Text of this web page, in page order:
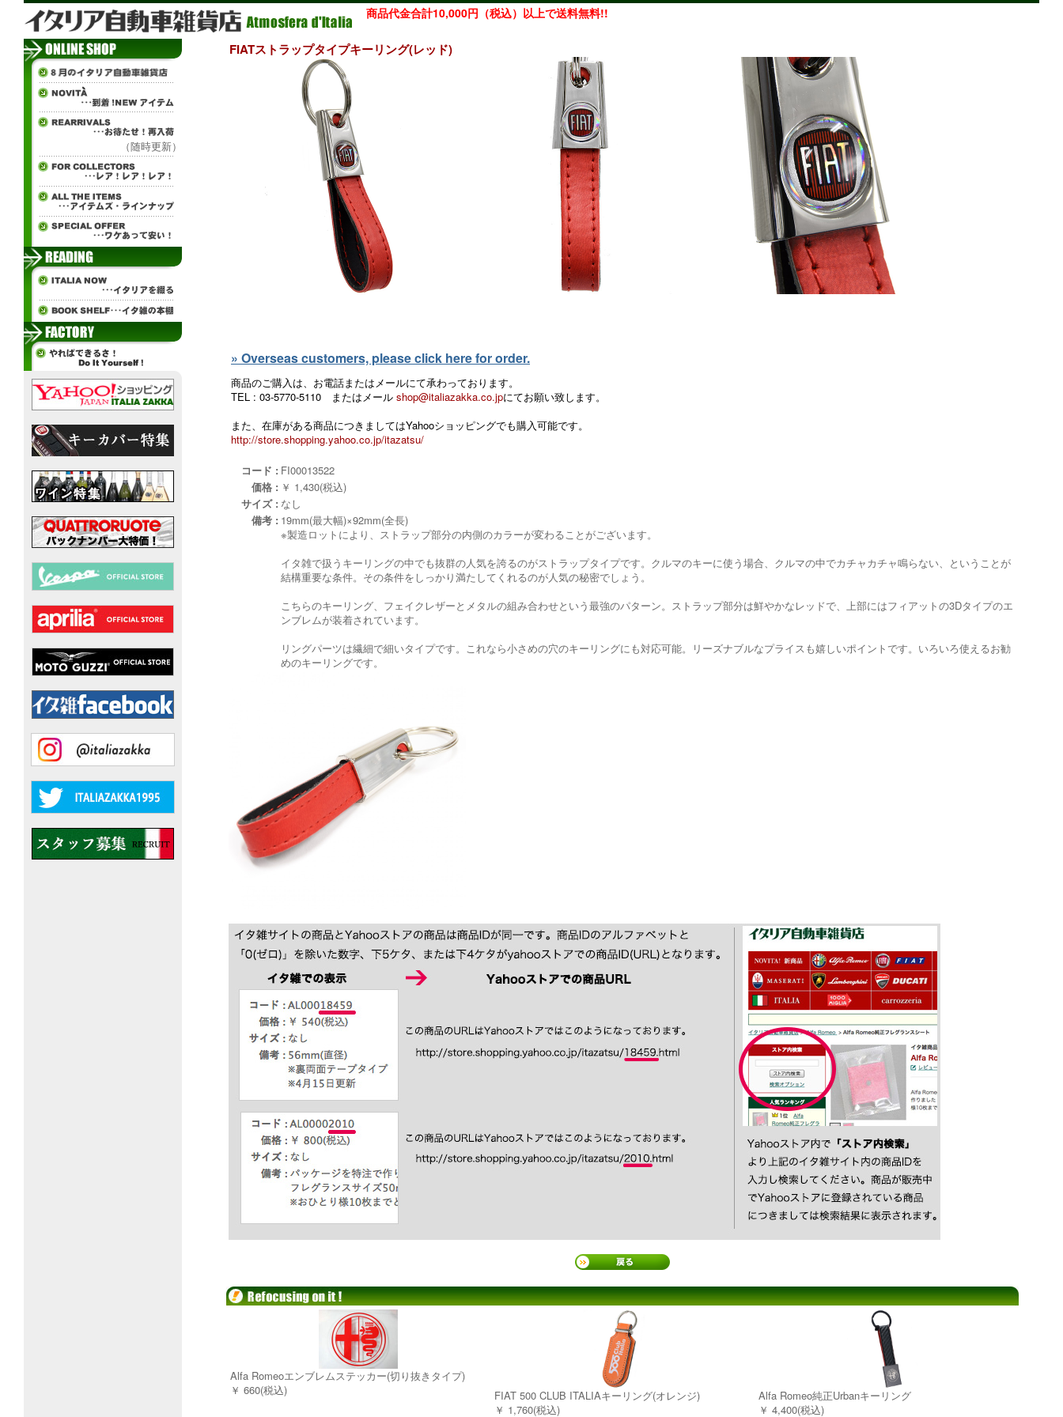
商品代金合計10,000円（税込）以上で送料無料!!
（随時更新）
FIATストラップタイプキーリング(レッド)
» Overseas customers, please click here for order.
商品のご購入は、お電話またはメールにて承わっております。
TEL : 03-5770-5110 またはメール shop@italiazakka.co.jpにてお願い致します。
また、在庫がある商品につきましてはYahooショッピングでも購入可能です。
http://store.shopping.yahoo.co.jp/itazatsu/
コード : FI00013522
価格 : ￥ 1,430(税込)
サイズ : なし
備考 : 19mm(最大幅)×92mm(全長)
※製造ロットにより、ストラップ部分の内側のカラーが変わることがございます。
イタ雑で扱うキーリングの中でも抜群の人気を誇るのがストラップタイプです。クルマのキーに使う場合、クルマの中でカチャカチャ鳴らない、ということが
結構重要な条件。その条件をしっかり満たしてくれるのが人気の秘密でしょう。
こちらのキーリング、フェイクレザーとメタルの組み合わせという最強のパターン。ストラップ部分は鮮やかなレッドで、上部にはフィアットの3Dタイプのエ
ンブレムが装着されています。
リングパーツは繊細で細いタイプです。これなら小さめの穴のキーリングにも対応可能。リーズナブルなプライスも嬉しいポイントです。いろいろ使えるお勧
めのキーリングです。
Alfa Romeoエンブレムステッカー(切り抜きタイプ)
￥ 660(税込)
FIAT 500 CLUB ITALIAキーリング(オレンジ)
￥ 1,760(税込)
Alfa Romeo純正Urbanキーリング
￥ 4,400(税込)